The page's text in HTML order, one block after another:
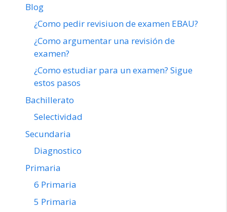
Blog
¿Como pedir revisiuon de examen EBAU?
¿Como argumentar una revisión de
examen?
¿Como estudiar para un examen? Sigue
estos pasos
Bachillerato
Selectividad
Secundaria
Diagnostico
Primaria
6 Primaria
5 Primaria